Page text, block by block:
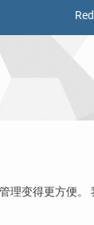
理变得更方便。